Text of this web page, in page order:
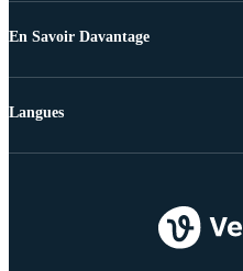
En Savoir Davantage
Langues